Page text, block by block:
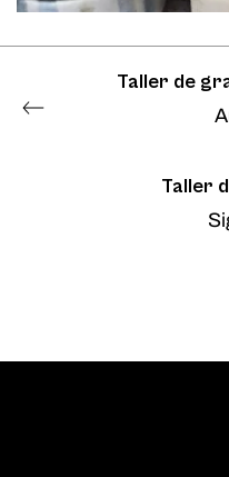
Taller de
Taller